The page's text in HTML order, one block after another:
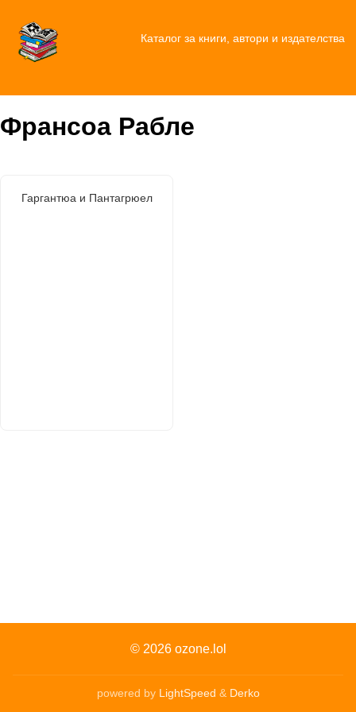
Каталог за книги, автори и издателства
Франсоа Рабле
Гаргантюа и Пантагрюел
© 2026 ozone.lol
powered by LightSpeed & Derko